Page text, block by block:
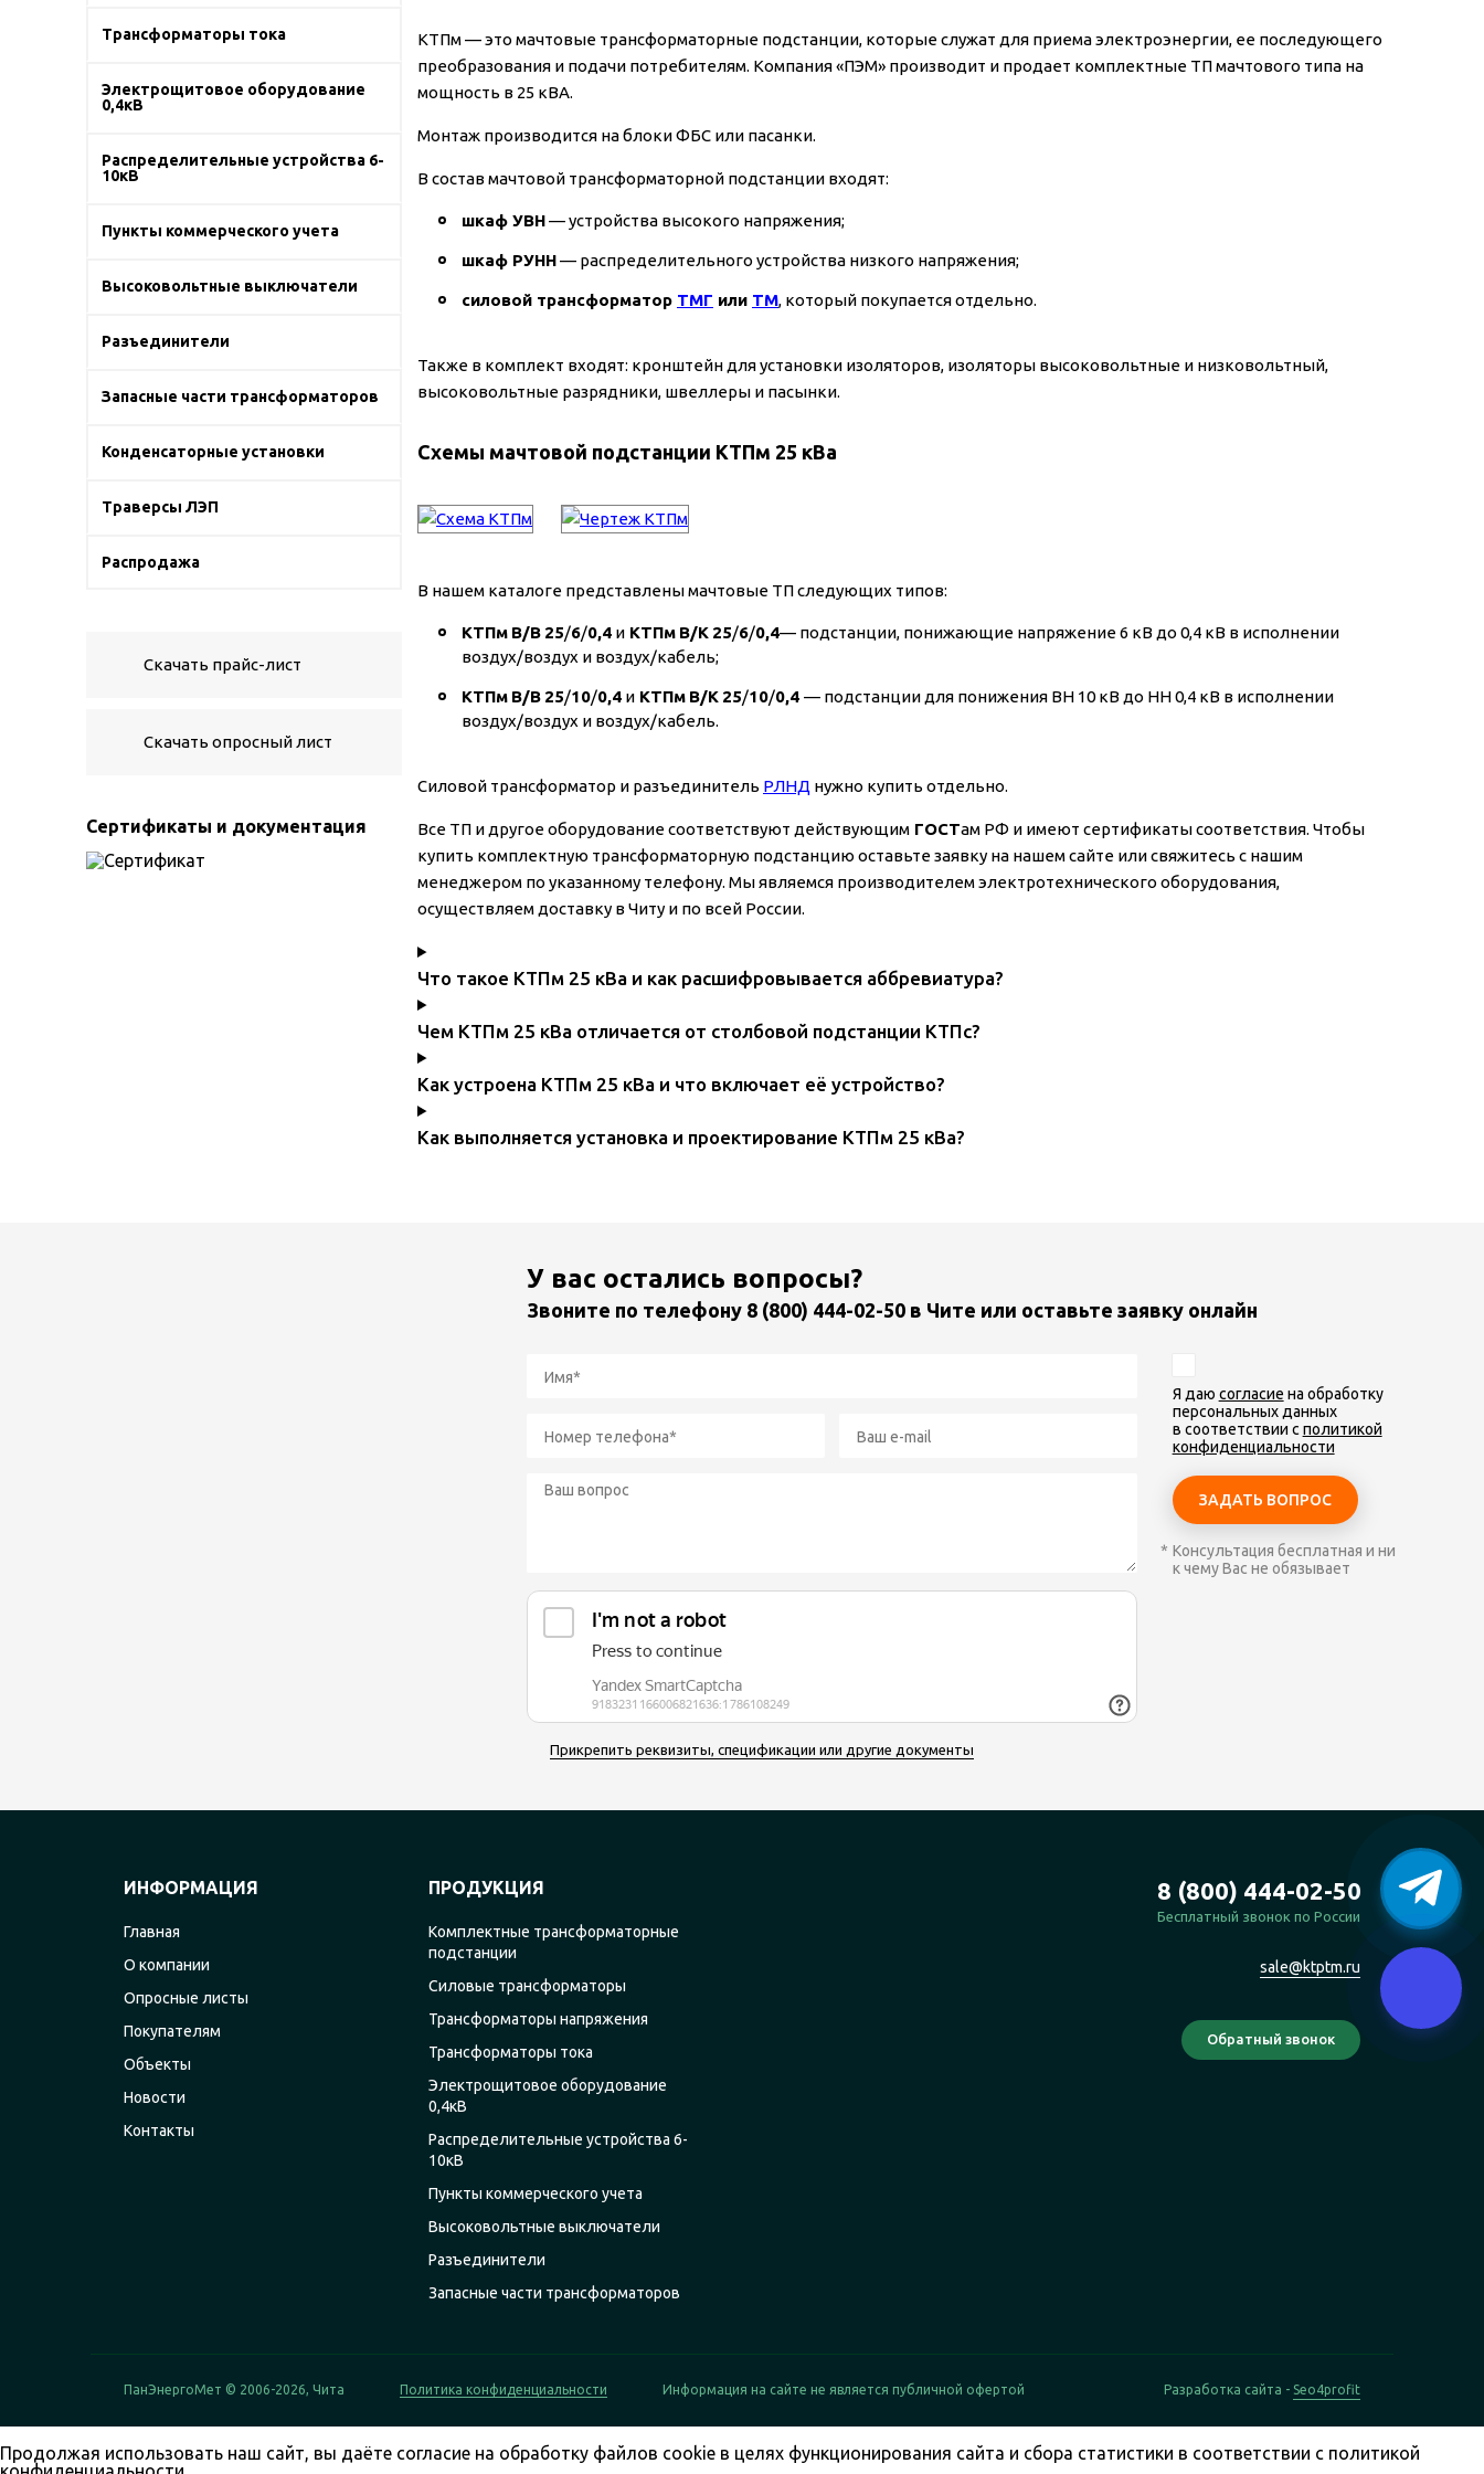
Трансформаторы тока
Электрощитовое оборудование
0,4кВ
Распределительные устройства 6-
10кВ
Пункты коммерческого учета
Высоковольтные выключатели
Разъединители
Запасные части трансформаторов
Конденсаторные установки
Траверсы ЛЭП
Распродажа
Скачать прайс-лист
Скачать опросный лист
Сертификаты и документация
КТПм — это мачтовые трансформаторные подстанции, которые служат для приема электроэнергии, ее последующего
преобразования и подачи потребителям. Компания «ПЭМ» производит и продает комплектные ТП мачтового типа на
мощность в 25 кВА.
Монтаж производится на блоки ФБС или пасанки.
В состав мачтовой трансформаторной подстанции входят:
шкаф УВН— устройства высокого напряжения;
шкаф РУНН— распределительного устройства низкого напряжения;
силовой трансформатор ТМГ или ТМ, который покупается отдельно.
Также в комплект входят: кронштейн для установки изоляторов, изоляторы высоковольтные и низковольтный,
высоковольтные разрядники, швеллеры и пасынки.
Схемы мачтовой подстанции КТПм 25 кВа
В нашем каталоге представлены мачтовые ТП следующих типов:
КТПм В/В 25/6/0,4 и КТПм В/К 25/6/0,4— подстанции, понижающие напряжение 6 кВ до 0,4 кВ в исполнении
воздух/воздух и воздух/кабель;
КТПм В/В 25/10/0,4 и КТПм В/К 25/10/0,4 — подстанции для понижения ВН 10 кВ до НН 0,4 кВ в исполнении
воздух/воздух и воздух/кабель.
Силовой трансформатор и разъединитель РЛНД нужно купить отдельно.
Все ТП и другое оборудование соответствуют действующим ГОСТам РФ и имеют сертификаты соответствия. Чтобы
купить комплектную трансформаторную подстанцию оставьте заявку на нашем сайте или свяжитесь с нашим
менеджером по указанному телефону. Мы являемся производителем электротехнического оборудования,
осуществляем доставку в Читу и по всей России.
Что такое КТПм 25 кВа и как расшифровывается аббревиатура?
Чем КТПм 25 кВа отличается от столбовой подстанции КТПс?
Как устроена КТПм 25 кВа и что включает её устройство?
Как выполняется установка и проектирование КТПм 25 кВа?
У вас остались вопросы?
Звоните по телефону 8 (800) 444-02-50 в Чите или оставьте заявку онлайн
Прикрепить реквизиты, спецификации или другие документы
Я даю согласие на обработку
персональных данных
в соответствии с политикой
конфиденциальности
Консультация бесплатная и ни
к чему Вас не обязывает
8 (800) 444-02-50
Бесплатный звонок по России
sale@ktptm.ru
ИНФОРМАЦИЯ
Главная
О компании
Опросные листы
Покупателям
Объекты
Новости
Контакты
ПРОДУКЦИЯ
Комплектные трансформаторные
подстанции
Силовые трансформаторы
Трансформаторы напряжения
Трансформаторы тока
Электрощитовое оборудование
0,4кВ
Распределительные устройства 6-
10кВ
Пункты коммерческого учета
Высоковольтные выключатели
Разъединители
Запасные части трансформаторов
ПанЭнергоМет © 2006-2026, Чита Политика конфиденциальности Информация на сайте не является публичной офертой Разработка сайта - Seo4profit
Продолжая использовать наш сайт, вы даёте согласие на обработку файлов cookie в целях функционирования сайта и сбора статистики в соответствии с политикой